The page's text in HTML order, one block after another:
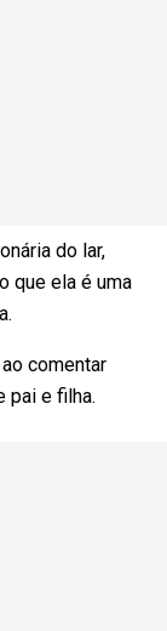
do lar,
que ela é uma
comentar
pai e filha.